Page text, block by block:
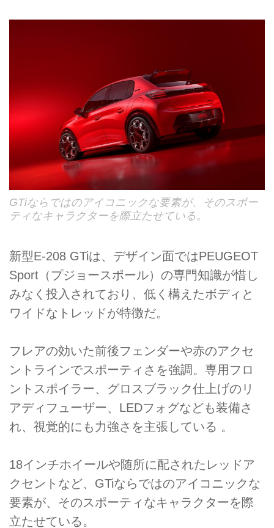
GTiならではのアイコニックな要素が、そのスポー
ティなキャラクターを際立たせている。
新型E-208 GTiは、デザイン面ではPEUGEOT
Sport（プジョースポール）の専門知識が惜し
みなく投入されており、低く構えたボディと
ワイドなトレッドが特徴だ。
フレアの効いた前後フェンダーや赤のアクセ
ントラインでスポーティさを強調。専用フロ
ントスポイラー、グロスブラック仕上げのリ
アディフューザー、LEDフォグなども装備さ
れ、視覚的にも力強さを主張している 。
18インチホイールや随所に配されたレッドア
クセントなど、GTiならではのアイコニックな
要素が、そのスポーティなキャラクターを際
立たせている。